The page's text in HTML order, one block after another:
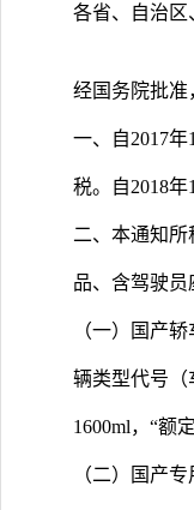
各省、自治区
经国务院批准
一、自2017
税。自2018
二、本通知
品、含驾驶
（一）国产
辆类型代号（
1600ml，“额
（二）国产